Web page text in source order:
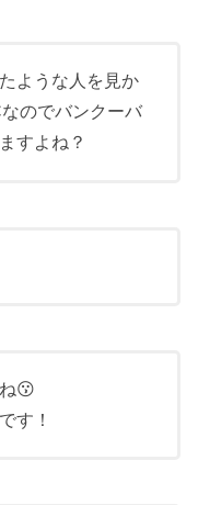
ような人を見か
のでバンクーバ
すよね？
😗
す！